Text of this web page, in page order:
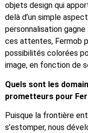
objets design qui
delà d’un simple
personnalisation
ces attentes, Fermob
possibilités colorées
image, en fonction de
Quels sont les
prometteurs pour
Puisque la frontière
s’estomper, nous